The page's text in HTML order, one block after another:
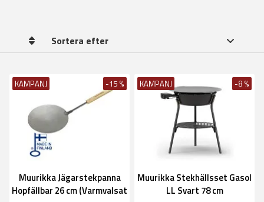
Sortera efter
KAMPANJ -15 %
Muurikka Jägarstekpanna
Hopfällbar 26 cm (Varmvalsat
KAMPANJ -8 %
Muurikka Stekhällsset Gasol
LL Svart 78 cm